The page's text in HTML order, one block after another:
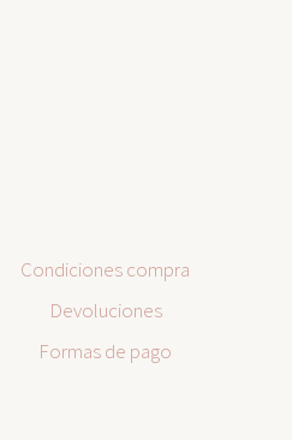
Condiciones compra
Devoluciones
Formas de pago